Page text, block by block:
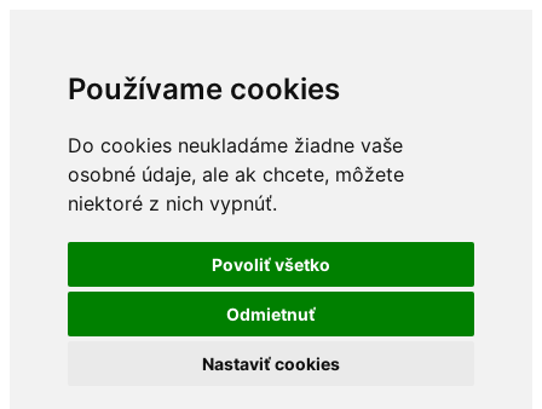
Používame cookies
Do cookies neukladáme žiadne vaše
osobné údaje, ale ak chcete, môžete
niektoré z nich vypnúť.
Povoliť všetko
Odmietnuť
Nastaviť cookies